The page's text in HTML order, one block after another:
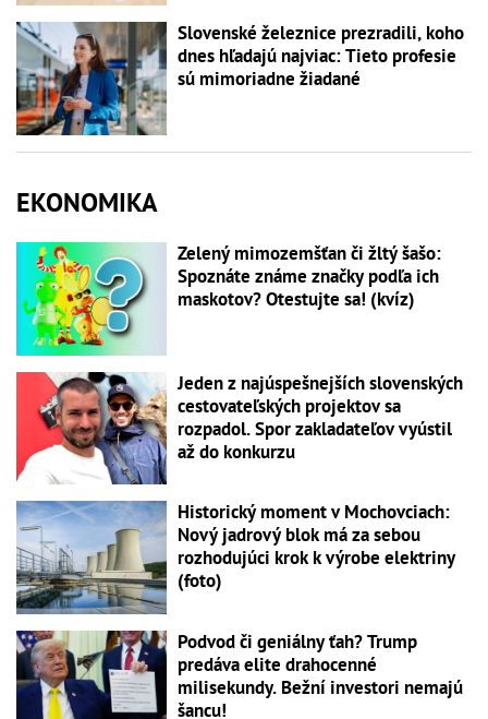
Slovenské železnice prezradili, koho
dnes hľadajú najviac: Tieto profesie
sú mimoriadne žiadané
EKONOMIKA
Zelený mimozemšťan či žltý šašo:
Spoznáte známe značky podľa ich
maskotov? Otestujte sa! (kvíz)
Jeden z najúspešnejších slovenských
cestovateľských projektov sa
rozpadol. Spor zakladateľov vyústil
až do konkurzu
Historický moment v Mochovciach:
Nový jadrový blok má za sebou
rozhodujúci krok k výrobe elektriny
(foto)
Podvod či geniálny ťah? Trump
predáva elite drahocenné
milisekundy. Bežní investori nemajú
šancu!